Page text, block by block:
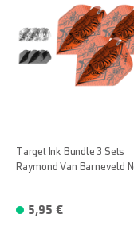
Target Ink Bundle 3 Sets
Raymond Van Barneveld
5,95 €